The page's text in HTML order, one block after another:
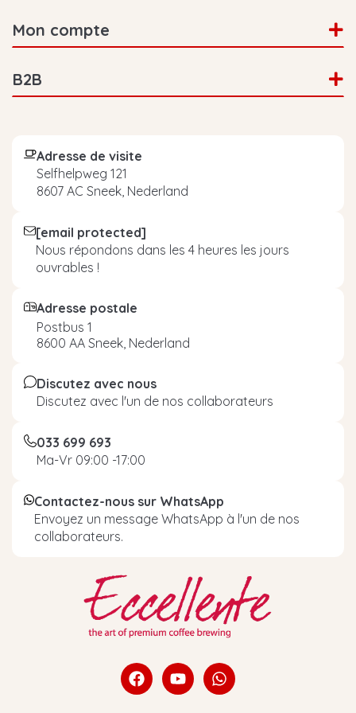
Mon compte
B2B
Adresse de visite
Selfhelpweg 121
8607 AC Sneek, Nederland
[email protected]
Nous répondons dans les 4 heures les jours
ouvrables !
Adresse postale
Postbus 1
8600 AA Sneek, Nederland
Discutez avec nous
Discutez avec l'un de nos collaborateurs
033 699 693
Ma-Vr 09:00 -17:00
Contactez-nous sur WhatsApp
Envoyez un message WhatsApp à l'un de nos
collaborateurs.